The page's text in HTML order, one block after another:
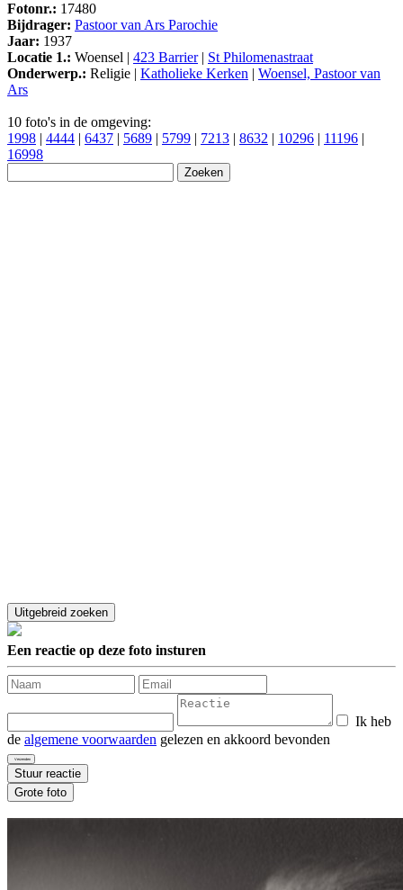
Fotonr.: 17480
Bijdrager: Pastoor van Ars Parochie
Jaar: 1937
Locatie 1.: Woensel | 423 Barrier| St Philomenastraat
Onderwerp.: Religie | Katholieke Kerken | Woensel, Pastoor van
Ars
10 foto's in de omgeving:
1998 | 4444 | 6437 | 5689 | 5799 | 7213 | 8632 | 10296 | 11196 |
16998
Een reactie op deze foto insturen
Ik heb
de algemene voorwaarden gelezen en akkoord bevonden